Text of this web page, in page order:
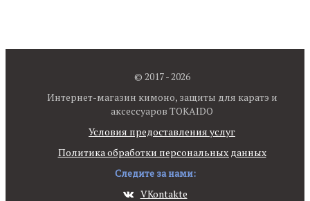
© 2017 - 2026
Интернет-магазин кимоно, защиты для каратэ и
аксессуаров TOKAIDO
Условия предоставления услуг
Политика обработки персональных данных
Следите за нами:
VKontakte